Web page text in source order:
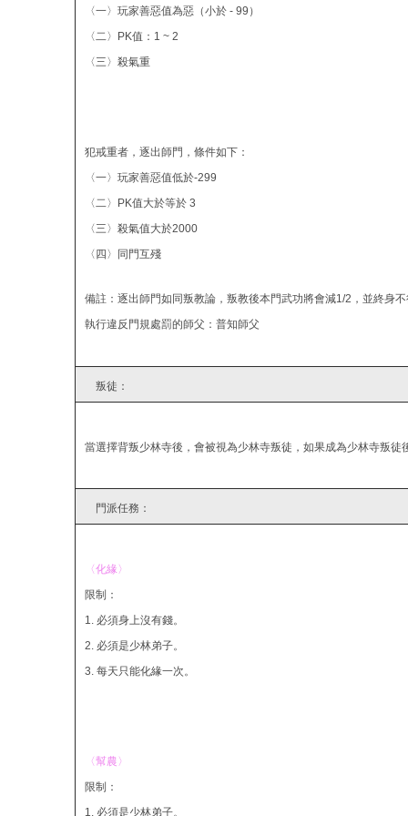
〈一〉玩家善惡值為惡（小於 - 99）
〈二〉PK值：1 ~ 2
〈三〉殺氣重
犯戒重者，逐出師門，條件如下：
〈一〉玩家善惡值低於-299
〈二〉PK值大於等於 3
〈三〉殺氣值大於2000
〈四〉同門互殘
備註：逐出師門如同叛教論，叛教後本門武功將會減1/2，並終身
執行違反門規處罰的師父：普知師父
叛徒：
當選擇背叛少林寺後，會被視為少林寺叛徒，如果成為少林寺叛徒
門派任務：
〈化緣〉
限制：
1. 必須身上沒有錢。
2. 必須是少林弟子。
3. 每天只能化緣一次。
〈幫農〉
限制：
1. 必須是少林弟子。